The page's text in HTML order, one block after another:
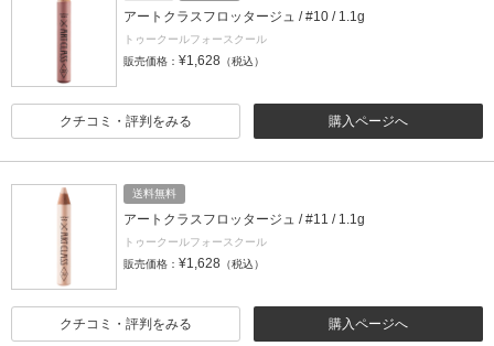
アートクラスフロッタージュ / #10 / 1.1g
トゥークールフォースクール
販売価格： ¥1,628 （税込）
購入ページへ
クチコミ・評判をみる
送料無料
アートクラスフロッタージュ / #11 / 1.1g
トゥークールフォースクール
販売価格： ¥1,628 （税込）
購入ページへ
クチコミ・評判をみる